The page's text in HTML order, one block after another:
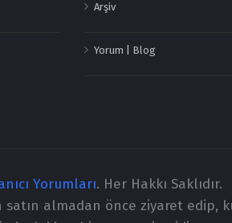
Arşiv
Yorum | Blog
Yorumları. Her Hakkı Saklıdır.
almadan önce ziyaret edip,